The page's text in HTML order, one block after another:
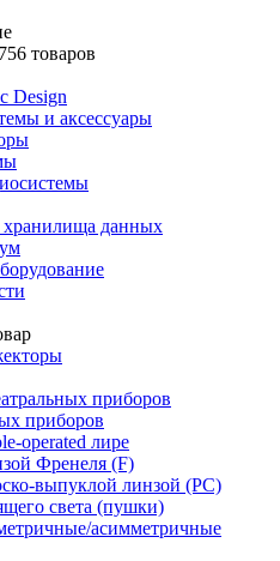
756 товаров
Design
и аксессуары
данных
приборов
приборов
operated лире
Френеля (F)
выпуклой линзой (PC)
света (пушки)
асимметричные